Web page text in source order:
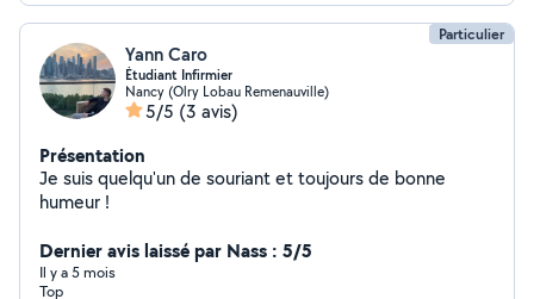
Particulier
Yann Caro
Étudiant Infirmier
Nancy (Olry Lobau Remenauville)
5/5 (3 avis)
Présentation
Je suis quelqu'un de souriant et toujours de bonne
humeur !
Dernier avis laissé par Nass : 5/5
Il y a 5 mois
Top